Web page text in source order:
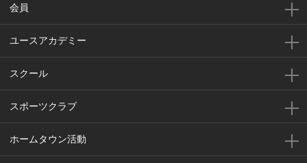
会員
ユースアカデミー
スクール
スポーツクラブ
ホームタウン活動